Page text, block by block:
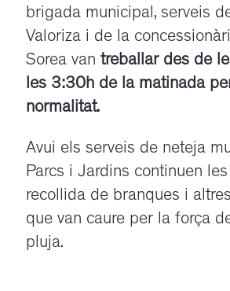
brigada municipal, serveis
Valoriza i de la
Sorea van treballar des de
les 3:30h de la matinada
normalitat.
Avui els serveis de neteja
Parcs i Jardins continuen
recollida de branques i
que van caure per la força
pluja.